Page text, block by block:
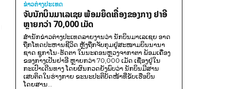
ຂ່າວຕ່າງປະເທດ
ຈັບນັກບິນມາເລເຊຍ ພ້ອມຍຶດເຄື່ອງຂອງກາງ ຢາອີ
ຫຼາຍກວ່າ 70,000 ເມັດ
ສຳນັກຂ່າວຕ່າງປະເທດລາຍງານວ່າ ນັກບິນມາເລເຊຍ ອາດ
ຖືກໂທດປະຫານຊີວິດ ຫຼັງຖືກຈັບກຸມຢູ່ສະໜາມບິນນານາ
ຊາດ ຊູກາໂນ-ຮັດຕາ ໃນນະຄອນຫຼວງຈາກາຕາ ພ້ອມເຄື່ອງ
ຂອງກາງເປັນຢາອີ ຫຼາຍກວ່າ 70,000 ເມັດ ເຊື່ອງຢູ່ໃນ
ກະເປົາເດີນທາງ ໂດຍຜົນກວດຍັງພົບວ່າ ນັກບິນມີສານ
ເສບຕິດໃນຮ່າງກາຍ ຂະນະປະຕິບັດໜ້າທີ່ຂັບເຮືອບິນ
ໂດຍສານ...